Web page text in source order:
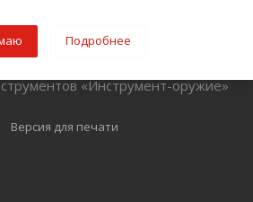
«Инструмент-оружие»
Версия для печати
Подробнее